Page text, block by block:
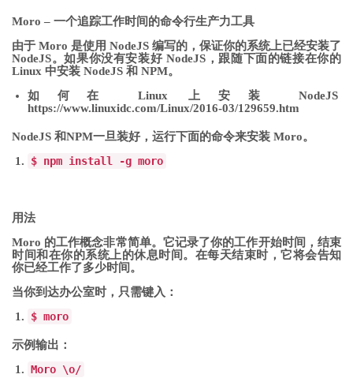
Moro – 一个追踪工作时间的命令行生产力工具
由于 Moro 是使用 NodeJS 编写的，保证你的系统上已经安装了
NodeJS。如果你没有安装好 NodeJS，跟随下面的链接在你的
Linux 中安装 NodeJS 和 NPM。
如何在 Linux 上安装 NodeJS
https://www.linuxidc.com/Linux/2016-03/129659.htm
NodeJS 和NPM一旦装好，运行下面的命令来安装 Moro。
$ npm install
-g moro
用法
Moro 的工作概念非常简单。它记录了你的工作开始时间，结束
时间和在你的系统上的休息时间。在每天结束时，它将会告知
你已经工作了多少时间。
当你到达办公室时，只需键入：
$ moro
示例输出：
Moro \o/